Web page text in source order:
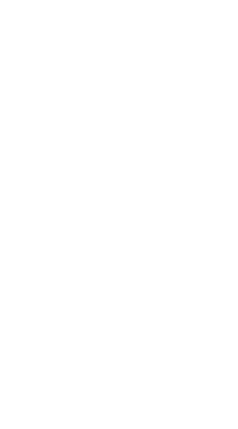
Aubagne
UNSEREN
UND UNSERE